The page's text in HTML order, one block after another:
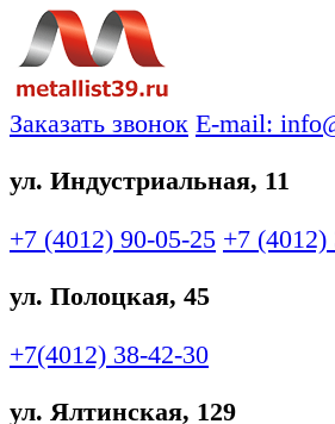
Заказать звонок E-mail:
ул. Индустриальная, 11
+7 (4012) 90-05-25 +7 (4012)
ул. Полоцкая, 45
+7(4012) 38-42-30
ул. Ялтинская, 129